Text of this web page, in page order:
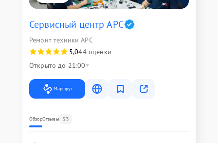
Сервисный центр APC
Ремонт техники APC
5,044 оценки
Открыто до 21:00
Маршрут
ОбзорОтзывы 53